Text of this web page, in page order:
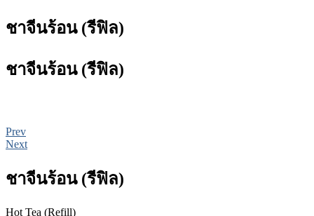
ชาจีนร้อน (รีฟิล)
ชาจีนร้อน (รีฟิล)
Prev
Next
ชาจีนร้อน (รีฟิล)
Hot Tea (Refill)